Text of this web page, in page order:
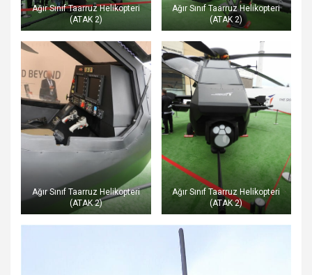
Ağır Sınıf Taarruz Helikopteri
(ATAK 2)
Ağır Sınıf Taarruz Helikopteri
(ATAK 2)
Ağır Sınıf Taarruz Helikopteri
(ATAK 2)
Ağır Sınıf Taarruz Helikopteri
(ATAK 2)